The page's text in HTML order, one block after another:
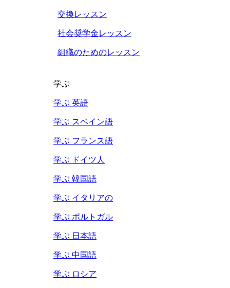
交換レッスン
社会奨学金レッスン
組織のためのレッスン
学ぶ
学ぶ 英語
学ぶ スペイン語
学ぶ フランス語
学ぶ ドイツ人
学ぶ 韓国語
学ぶ イタリアの
学ぶ ポルトガル
学ぶ 日本語
学ぶ 中国語
学ぶ ロシア